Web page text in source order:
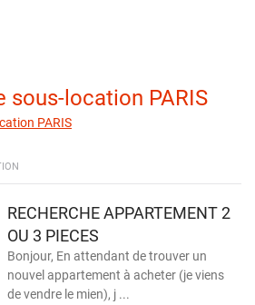
sous-location PARIS
PARIS
RECHERCHE APPARTEMENT 2
OU 3 PIECES
Bonjour, En attendant de trouver un
nouvel appartement à acheter (je viens
de vendre le mien), j ...